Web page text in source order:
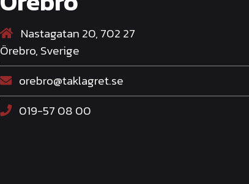
Nastagatan 20, 702 27
Örebro, Sverige
orebro@taklagret.se
019-57 08 00